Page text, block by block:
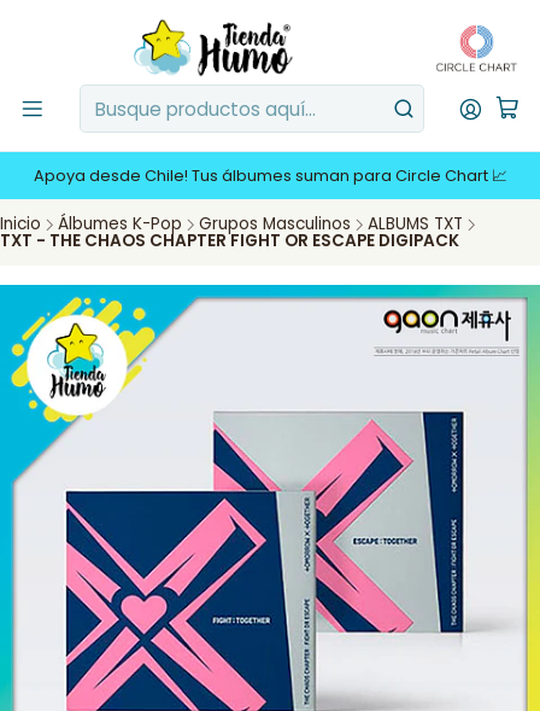
Apoya desde Chile! Tus álbumes suman para Circle Chart 📈
Inicio Álbumes K-Pop Grupos Masculinos ALBUMS TXT
TXT - THE CHAOS CHAPTER FIGHT OR ESCAPE DIGIPACK